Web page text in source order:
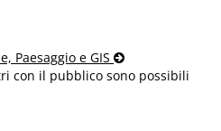
Paesaggio e GIS
con il pubblico sono possibili